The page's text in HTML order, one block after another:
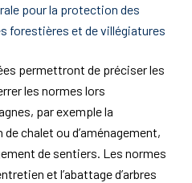
pour la protection des
forestières et de villégiatures
permettront de préciser les
les normes lors
par exemple la
chalet ou d’aménagement,
de sentiers. Les normes
et l’abattage d’arbres